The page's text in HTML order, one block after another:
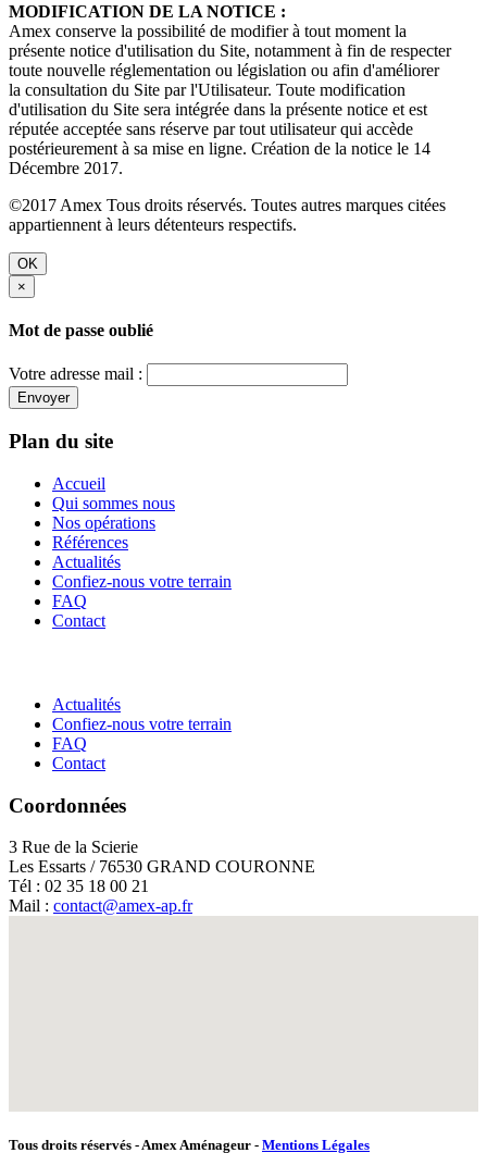
MODIFICATION DE LA NOTICE :
Amex conserve la possibilité de modifier à tout moment la
présente notice d'utilisation du Site, notamment à fin de respecter
toute nouvelle réglementation ou législation ou afin d'améliorer
la consultation du Site par l'Utilisateur. Toute modification
d'utilisation du Site sera intégrée dans la présente notice et est
réputée acceptée sans réserve par tout utilisateur qui accède
postérieurement à sa mise en ligne. Création de la notice le 14
Décembre 2017.
©2017 Amex Tous droits réservés. Toutes autres marques citées
appartiennent à leurs détenteurs respectifs.
OK
×
Mot de passe oublié
Votre adresse mail :
Envoyer
Plan du site
Accueil
Qui sommes nous
Nos opérations
Références
Actualités
Confiez-nous votre terrain
FAQ
Contact
Actualités
Confiez-nous votre terrain
FAQ
Contact
Coordonnées
3 Rue de la Scierie
Les Essarts / 76530 GRAND COURONNE
Tél : 02 35 18 00 21
Mail : contact@amex-ap.fr
Tous droits réservés - Amex Aménageur - Mentions Légales